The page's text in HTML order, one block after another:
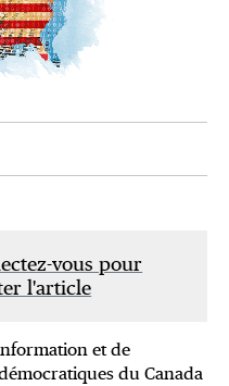
vous pour
l'article
et de
du Canada